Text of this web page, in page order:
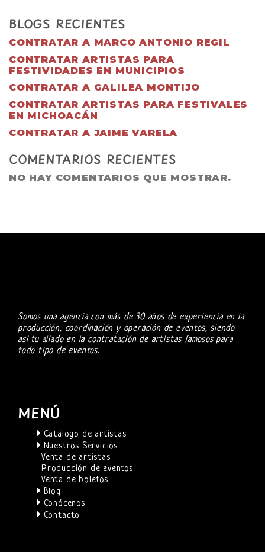
BLOGS RECIENTES
CONTRATAR A MARCO ANTONIO REGIL
CONTRATAR ARTISTAS PARA
FESTIVIDADES EN MUNICIPIOS
CONTRATAR A GALILEA MONTIJO
CONTRATAR ARTISTAS PARA FESTIVALES
EN MICHOACÁN
CONTRATAR A JAIME VARELA
COMENTARIOS RECIENTES
NO HAY COMENTARIOS QUE MOSTRAR.
Somos una agencia con más de 30 años de experiencia en la
producción, coordinación y operación de eventos, siendo
asi tu aliado en la contratación de artistas famosos para
todo tipo de eventos.
MENÚ
Catálogo de artistas
Nuestros Servicios
Venta de artistas
Producción de eventos
Venta de boletos
Blog
Conócenos
Contacto